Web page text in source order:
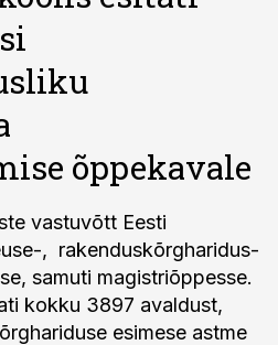
õppekavale
vastuvõtt Eesti
, rakenduskõrgharidus-
samuti magistriõppesse.
kokku 3897 avaldust,
esimese astme